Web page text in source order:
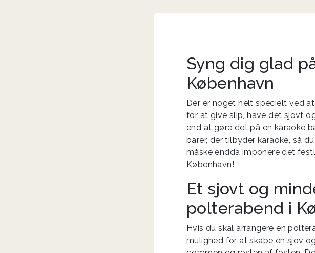
Syng dig glad
København
Der er noget helt specielt ved
for at give slip, have det sjovt
end at gøre det på en karaoke
barer, der tilbyder karaoke, så
måske endda imponere det
København!
Et sjovt og
polterabend i
Hvis du skal arrangere en
mulighed for at skabe en sjov